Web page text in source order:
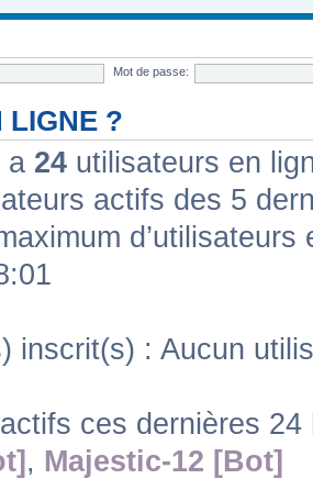
Mot de passe:
LIGNE ?
a 24 utilisateurs en
actifs des 5
inscrit(s) : Aucun
ces dernières
, Majestic-12 [Bot]